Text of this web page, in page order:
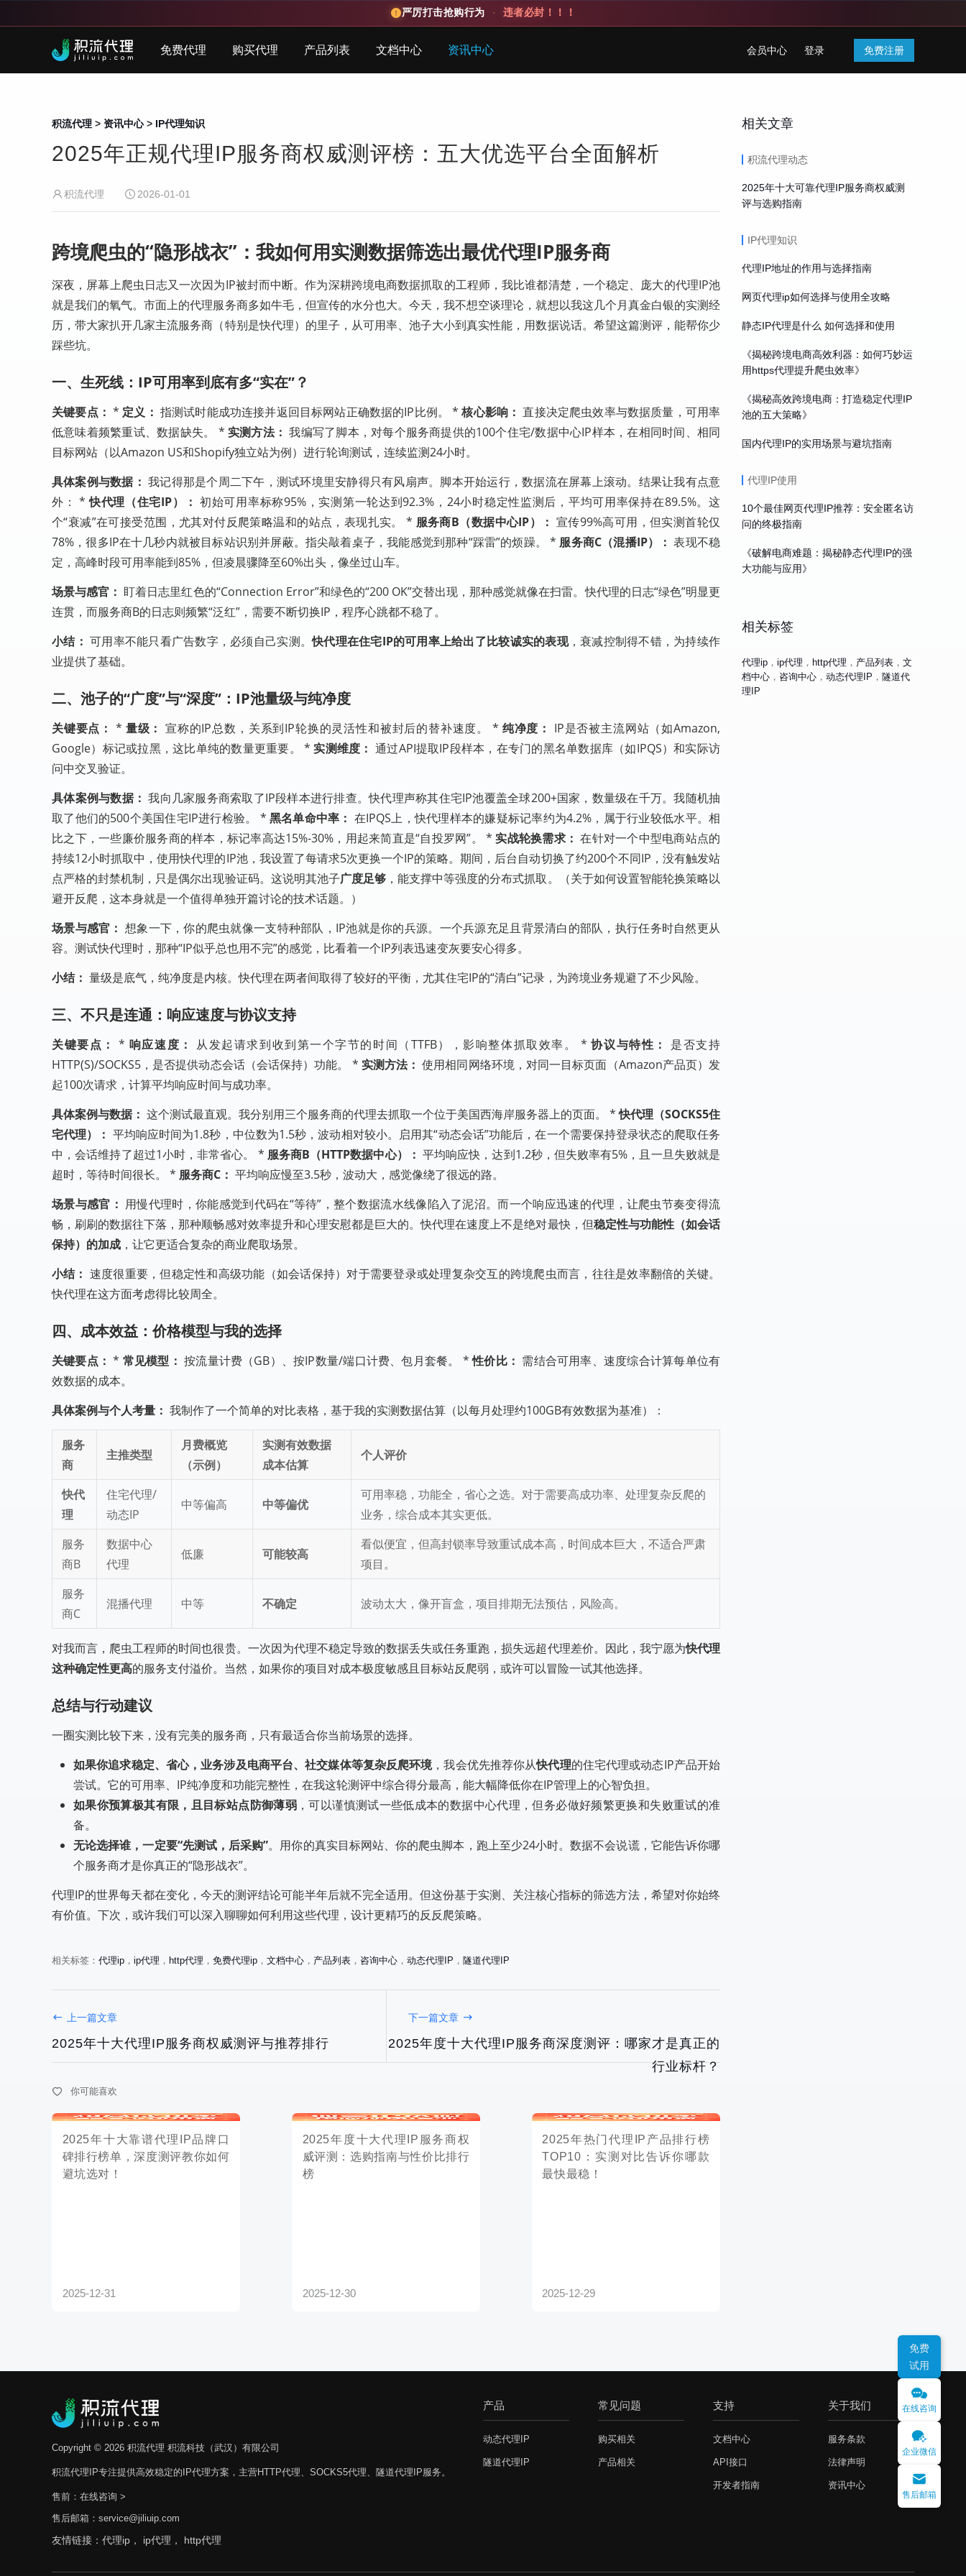
严厉打击抢购行为 · 违者必封！！！
免费代理 购买代理 产品列表 文档中心 资讯中心 会员中心 登录 免费注册
积流代理 > 资讯中心> IP代理知识
2025年正规代理IP服务商权威测评榜：五大优选平台全面解析
积流代理 2026-01-01
跨境爬虫的“隐形战衣”：我如何用实测数据筛选出最优代理IP服务商
深夜，屏幕上爬虫日志又一次因为IP被封而中断。作为深耕跨境电商数据抓取的工程师，我比谁都清楚，一个稳定、庞大的代理IP池
就是我们的氧气。市面上的代理服务商多如牛毛，但宣传的水分也大。今天，我不想空谈理论，就想以我这几个月真金白银的实测经
历，带大家扒开几家主流服务商（特别是快代理）的里子，从可用率、池子大小到真实性能，用数据说话。希望这篇测评，能帮你少
踩些坑。
一、生死线：IP可用率到底有多“实在”？
关键要点： * 定义： 指测试时能成功连接并返回目标网站正确数据的IP比例。 *核心影响： 直接决定爬虫效率与数据质量，可用率
低意味着频繁重试、数据缺失。 * 实测方法： 我编写了脚本，对每个服务商提供的100个住宅/数据中心IP样本，在相同时间、相同
目标网站（以Amazon US和Shopify独立站为例）进行轮询测试，连续监测24小时。
具体案例与数据： 我记得那是个周二下午，测试环境里安静得只有风扇声。脚本开始运行，数据流在屏幕上滚动。结果让我有点意
外： *快代理（住宅IP）： 初始可用率标称95%，实测第一轮达到92.3%，24小时稳定性监测后，平均可用率保持在89.5%。这
个“衰减”在可接受范围，尤其对付反爬策略温和的站点，表现扎实。 * 服务商B（数据中心IP）： 宣传99%高可用，但实测首轮仅
78%，很多IP在十几秒内就被目标站识别并屏蔽。指尖敲着桌子，我能感觉到那种“踩雷”的烦躁。 * 服务商C（混播IP）： 表现不稳
定，高峰时段可用率能到85%，但凌晨骤降至60%出头，像坐过山车。
场景与感官： 盯着日志里红色的“Connection Error”和绿色的“200 OK”交替出现，那种感觉就像在扫雷。快代理的日志“绿色”明显更
连贯，而服务商B的日志则频繁“泛红”，需要不断切换IP，程序心跳都不稳了。
小结： 可用率不能只看广告数字，必须自己实测。快代理在住宅IP的可用率上给出了比较诚实的表现，衰减控制得不错，为持续作
业提供了基础。
二、池子的“广度”与“深度”：IP池量级与纯净度
关键要点： * 量级： 宣称的IP总数，关系到IP轮换的灵活性和被封后的替补速度。 * 纯净度： IP是否被主流网站（如Amazon,
Google）标记或拉黑，这比单纯的数量更重要。 *实测维度： 通过API提取IP段样本，在专门的黑名单数据库（如IPQS）和实际访
问中交叉验证。
具体案例与数据： 我向几家服务商索取了IP段样本进行排查。快代理声称其住宅IP池覆盖全球200+国家，数量级在千万。我随机抽
取了他们的500个美国住宅IP进行检验。 * 黑名单命中率： 在IPQS上，快代理样本的嫌疑标记率约为4.2%，属于行业较低水平。相
比之下，一些廉价服务商的样本，标记率高达15%-30%，用起来简直是“自投罗网”。 *实战轮换需求： 在针对一个中型电商站点的
持续12小时抓取中，使用快代理的IP池，我设置了每请求5次更换一个IP的策略。期间，后台自动切换了约200个不同IP，没有触发站
点严格的封禁机制，只是偶尔出现验证码。这说明其池子广度足够 ，能支撑中等强度的分布式抓取。（关于如何设置智能轮换策略以
避开反爬，这本身就是一个值得单独开篇讨论的技术话题。）
场景与感官： 想象一下，你的爬虫就像一支特种部队，IP池就是你的兵源。一个兵源充足且背景清白的部队，执行任务时自然更从
容。测试快代理时，那种“IP似乎总也用不完”的感觉，比看着一个IP列表迅速变灰要安心得多。
小结： 量级是底气，纯净度是内核。快代理在两者间取得了较好的平衡，尤其住宅IP的“清白”记录，为跨境业务规避了不少风险。
三、不只是连通：响应速度与协议支持
关键要点： * 响应速度： 从发起请求到收到第一个字节的时间（TTFB），影响整体抓取效率。 *协议与特性：
是否支持
HTTP(S)/SOCKS5，是否提供动态会话（会话保持）功能。 * 实测方法： 使用相同网络环境，对同一目标页面（Amazon产品页）发
起100次请求，计算平均响应时间与成功率。
具体案例与数据： 这个测试最直观。我分别用三个服务商的代理去抓取一个位于美国西海岸服务器上的页面。 *快代理（SOCKS5住
宅代理）： 平均响应时间为1.8秒，中位数为1.5秒，波动相对较小。启用其“动态会话”功能后，在一个需要保持登录状态的爬取任务
中，会话维持了超过1小时，非常省心。 * 服务商B（HTTP数据中心）： 平均响应快，达到1.2秒，但失败率有5%，且一旦失败就是
超时，等待时间很长。 * 服务商C： 平均响应慢至3.5秒，波动大，感觉像绕了很远的路。
场景与感官： 用慢代理时，你能感觉到代码在“等待”，整个数据流水线像陷入了泥沼。而一个响应迅速的代理，让爬虫节奏变得流
畅，刷刷的数据往下落，那种顺畅感对效率提升和心理安慰都是巨大的。快代理在速度上不是绝对最快，但稳定性与功能性（如会话
保持）的加成 ，让它更适合复杂的商业爬取场景。
小结： 速度很重要，但稳定性和高级功能（如会话保持）对于需要登录或处理复杂交互的跨境爬虫而言，往往是效率翻倍的关键。
快代理在这方面考虑得比较周全。
四、成本效益：价格模型与我的选择
关键要点： * 常见模型： 按流量计费（GB）、按IP数量/端口计费、包月套餐。 *性价比： 需结合可用率、速度综合计算每单位有
效数据的成本。
具体案例与个人考量： 我制作了一个简单的对比表格，基于我的实测数据估算（以每月处理约100GB有效数据为基准）：
服务
商
主推类型
月费概览
（示例）
实测有效数据
成本估算
个人评价
快代
理
住宅代理/
动态IP
中等偏高 中等偏优
可用率稳，功能全，省心之选。对于需要高成功率、处理复杂反爬的
业务，综合成本其实更低。
服务
商B
数据中心
代理
低廉 可能较高
看似便宜，但高封锁率导致重试成本高，时间成本巨大，不适合严肃
项目。
服务
商C
混播代理 中等 不确定 波动太大，像开盲盒，项目排期无法预估，风险高。
对我而言，爬虫工程师的时间也很贵。一次因为代理不稳定导致的数据丢失或任务重跑，损失远超代理差价。因此，我宁愿为快代理
这种确定性更高的服务支付溢价。当然，如果你的项目对成本极度敏感且目标站反爬弱，或许可以冒险一试其他选择。
总结与行动建议
一圈实测比较下来，没有完美的服务商，只有最适合你当前场景的选择。
如果你追求稳定、省心，业务涉及电商平台、社交媒体等复杂反爬环境，我会优先推荐你从快代理的住宅代理或动态IP产品开始
尝试。它的可用率、IP纯净度和功能完整性，在我这轮测评中综合得分最高，能大幅降低你在IP管理上的心智负担。
如果你预算极其有限，且目标站点防御薄弱 ，可以谨慎测试一些低成本的数据中心代理，但务必做好频繁更换和失败重试的准
备。
无论选择谁，一定要“先测试，后采购”。用你的真实目标网站、你的爬虫脚本，跑上至少24小时。数据不会说谎，它能告诉你哪
个服务商才是你真正的“隐形战衣”。
代理IP的世界每天都在变化，今天的测评结论可能半年后就不完全适用。但这份基于实测、关注核心指标的筛选方法，希望对你始终
有价值。下次，或许我们可以深入聊聊如何利用这些代理，设计更精巧的反反爬策略。
相关标签： 代理ip ， ip代理 ， http代理 ， 免费代理ip ， 文档中心 ， 产品列表 ， 咨询中心 ， 动态代理IP ， 隧道代理IP
上一篇文章
2025年十大代理IP服务商权威测评与推荐排行
下一篇文章
2025年度十大代理IP服务商深度测评：哪家才是真正的
行业标杆？
你可能喜欢
2025年十大靠谱代理IP品牌口
2025-12-31
2025年度十大代理IP服务商权
2025-12-30 2025-12-29
相关文章
积流代理动态
2025年十大可靠代理IP服务商权威测
评与选购指南
IP代理知识
代理IP地址的作用与选择指南
网页代理ip如何选择与使用全攻略
静态IP代理是什么 如何选择和使用
《揭秘跨境电商高效利器：如何巧妙运
用https代理提升爬虫效率》
《揭秘高效跨境电商：打造稳定代理IP
池的五大策略》
国内代理IP的实用场景与避坑指南
代理IP使用
10个最佳网页代理IP推荐：安全匿名访
问的终极指南
《破解电商难题：揭秘静态代理IP的强
大功能与应用》
相关标签
代理ip ， ip代理 ， http代理 ， 产品列表 ， 文
档中心 ， 咨询中心 ， 动态代理IP ， 隧道代
理IP
Copyright © 2026 积流代理 积流科技（武汉）有限公司
积流代理IP专注提供高效稳定的IP代理方案，主营HTTP代理、SOCKS5代理、隧道代理IP服务。
售前： 在线咨询 >
售后邮箱：service@jiliuip.com
友情链接： 代理ip， ip代理， http代理
产品
动态代理IP
隧道代理IP
常见问题
购买相关
产品相关
支持
文档中心
API接口
开发者指南
关于我们
服务条款
法律声明
资讯中心
免费
试用
在线咨询
企业微信
售后邮箱